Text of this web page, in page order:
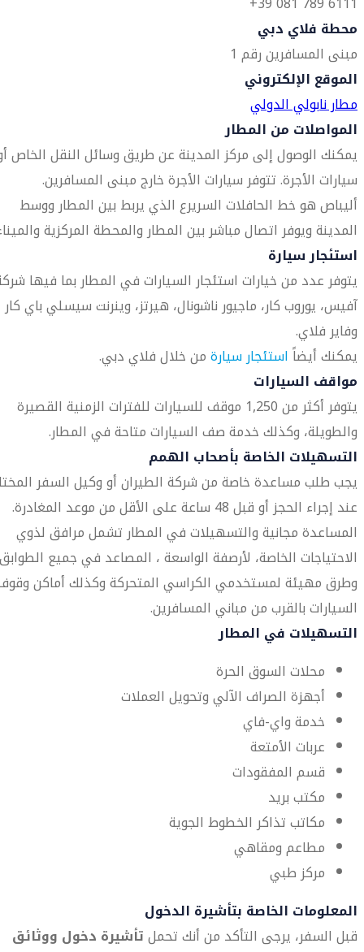
محطة فلاي دبي
مبنى المسافرين رقم 1
الموقع الإلكتروني
مطار نابولي الدولي
المواصلات من المطار
يمكنك الوصول إلى مركز المدينة عن طريق وسائل النقل الخاص
سيارات الأجرة. تتوفر سيارات الأجرة خارج مبنى المسافرين.
أليباص هو خط الحافلات السريرع الذي يربط بين المطار ووسط
المدينة ويوفر اتصال مباشر بين المطار والمحطة المركزية
استئجار سيارة
يتوفر عدد من خيارات استئجار السيارات في المطار بما فيها
آفيس، يوروب كار، ماجيور ناشونال، هيرتز، وينرنت سيسلي باي كار
وفاير فلاي.
يمكنك أيضاًاستئجار سيارةمن خلال فلاي دبي.
مواقف السيارات
يتوفر أكثر من 1,250 موقف للسيارات للفترات الزمنية القصيرة
والطويلة، وكذلك خدمة صف السيارات متاحة في المطار.
التسهيلات الخاصة بأصحاب الهمم
يجب طلب مساعدة خاصة من شركة الطيران أو وكيل السفر
عند إجراء الحجز أو قبل 48 ساعة على الأقل من موعد المغادرة.
المساعدة مجانية والتسهيلات في المطار تشمل مرافق لذوي
الاحتياجات الخاصة، لأرصفة الواسعة ، المصاعد في جميع
وطرق مهيئة لمستخدمي الكراسي المتحركة وكذلك أماكن
السيارات بالقرب من مباني المسافرين.
التسهيلات في المطار
محلات السوق الحرة
أجهزة الصراف الآلي وتحويل العملات
خدمة واي-فاي
عربات الأمتعة
قسم المفقودات
مكتب بريد
مكاتب تذاكر الخطوط الجوية
مطاعم ومقاهي
مركز طبي
المعلومات الخاصة بتأشيرة الدخول
قبل السفر، يرجى التأكد من أنك تحملتأشيرة دخول ووثائق